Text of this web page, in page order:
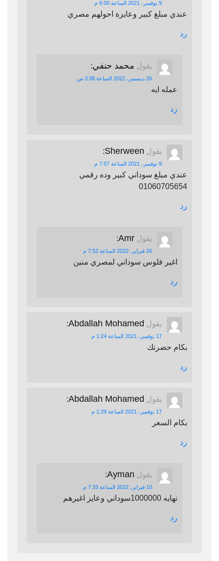
9 نوفمبر، 2021 الساعة 6:00 م
عندي مبلغ كبير وعايزة احولهم مصري
رد
يقول محمد حنفي:
26 ديسمبر، 2022 الساعة 3:38 ص
عمله ايه
رد
يقول Sherween
:
9 نوفمبر، 2021 الساعة 7:57 م
عندي مبلغ سوداني كبير وده رقمي
01060705654
رد
يقول Amr
:
26 فبراير، 2022 الساعة 7:52 م
اغير فلوس سوداني لمصري منين
رد
يقول Abdallah Mohamed
:
17 نوفمبر، 2021 الساعة 1:24 م
بكام حضرتك
رد
يقول Abdallah Mohamed
:
17 نوفمبر، 2021 الساعة 1:29 م
بكام السعر
رد
يقول Ayman
:
10 فبراير، 2022 الساعة 7:33 م
نهايه 1000000سوداني وعايز اغيرهم
رد